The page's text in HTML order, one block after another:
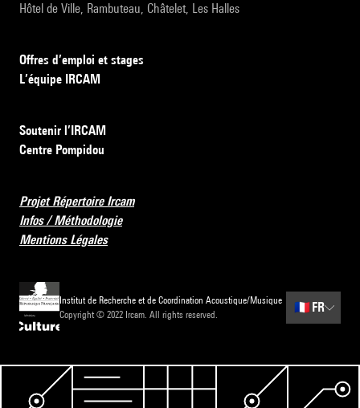
Hôtel de Ville, Rambuteau, Châtelet, Les Halles
Offres d’emploi et stages
L’équipe IRCAM
Soutenir l’IRCAM
Centre Pompidou
Projet Répertoire Ircam
Infos / Méthodologie
Mentions Légales
Institut de Recherche et de Coordination Acoustique/Musique
Copyright © 2022 Ircam. All rights reserved.
🇫🇷 FR